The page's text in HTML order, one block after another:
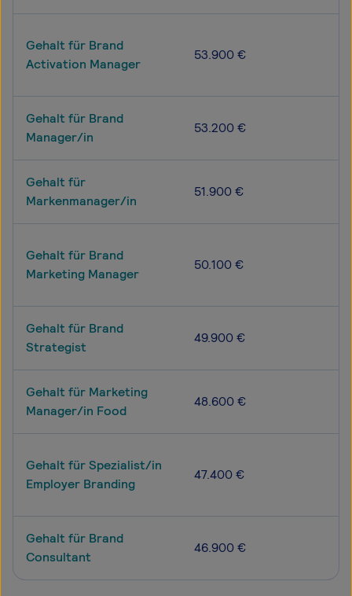
Gehalt für Brand
Activation Manager
53.900 €
Gehalt für Brand
Manager/in
53.200 €
Gehalt für
Markenmanager/in
51.900 €
Gehalt für Brand
Marketing Manager
50.100 €
Gehalt für Brand
Strategist
49.900 €
Gehalt für Marketing
Manager/in Food
48.600 €
Gehalt für Spezialist/in
Employer Branding
47.400 €
Gehalt für Brand
Consultant
46.900 €